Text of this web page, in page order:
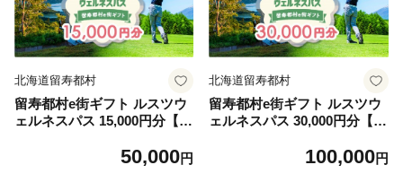
北海道留寿都村
留寿都村e街ギフト ルスツウ
ェルネスパス 15,000円分【99
50,000円
北海道留寿都村
留寿都村e街ギフト ルスツウ
ェルネスパス 30,000円分【99
100,000円